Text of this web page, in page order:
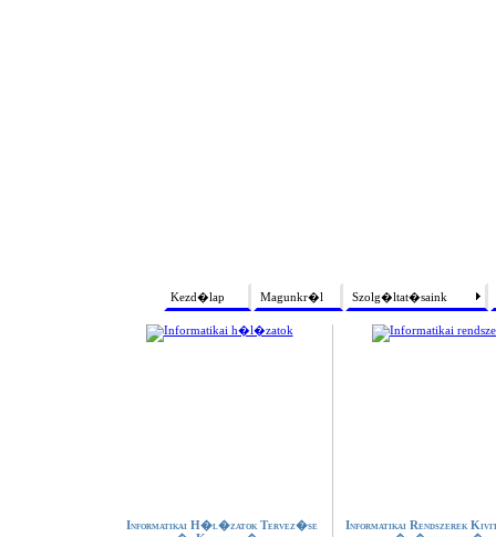
Kezd�lap Magunkr�l Szolg�ltat�saink
Informatikai H�l�zatok Tervez�se
Informatikai Rendszerek